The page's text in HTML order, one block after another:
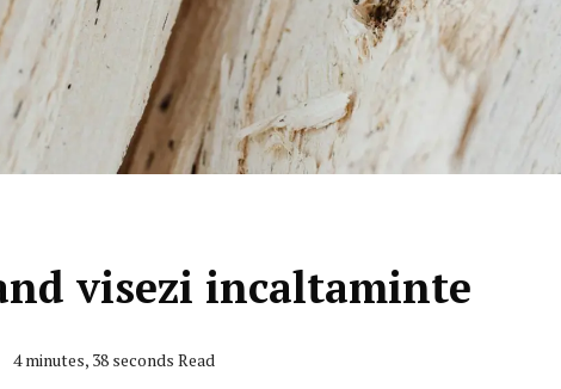
visezi incaltaminte
4 minutes, 38 seconds Read